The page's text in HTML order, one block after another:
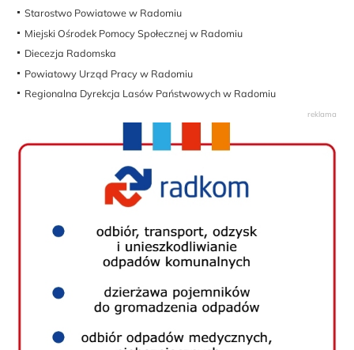
Starostwo Powiatowe w Radomiu
Miejski Ośrodek Pomocy Społecznej w Radomiu
Diecezja Radomska
Powiatowy Urząd Pracy w Radomiu
Regionalna Dyrekcja Lasów Państwowych w Radomiu